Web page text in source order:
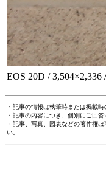
EOS 20D /
・記事の情報は執筆時または掲載
・記事の内容につき、個別にご回
・記事、写真、図表などの著作権
い。